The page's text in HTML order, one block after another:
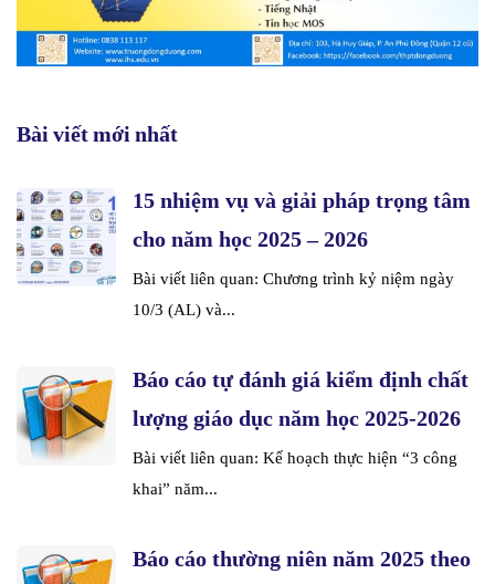
Bài viết mới nhất
15 nhiệm vụ và giải pháp trọng tâm
cho năm học 2025 – 2026
Bài viết liên quan: Chương trình kỷ niệm ngày
10/3 (AL) và...
Báo cáo tự đánh giá kiểm định chất
lượng giáo dục năm học 2025-2026
Bài viết liên quan: Kế hoạch thực hiện “3 công
khai” năm...
Báo cáo thường niên năm 2025 theo